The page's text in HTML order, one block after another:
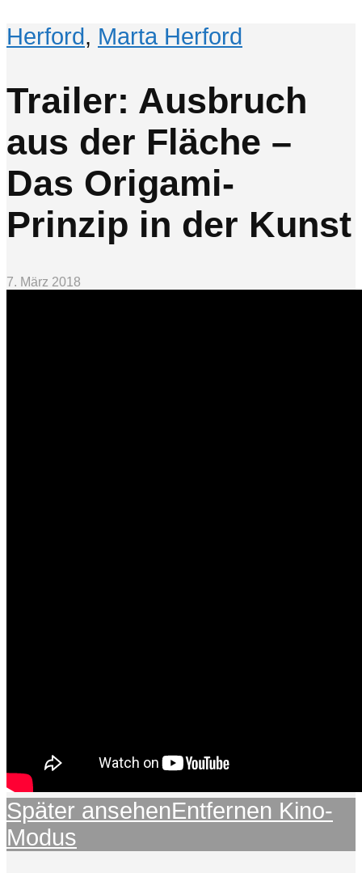
Herford, Marta Herford
Trailer: Ausbruch
aus der Fläche –
Das Origami-
Prinzip in der Kunst
7. März 2018
Später ansehenEntfernen Kino-
Modus